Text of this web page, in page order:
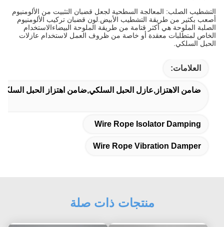
التشطيب الصلب: المعالجة السطحية لجعل قضبان التثبيت من الألومنيوم
أصعب بكثير من طريقة التشطيب الأبيض.لون قضبان تركيب الألومنيوم
الصلبة الملوحة هي أكثر قتامة من طريقة الملوحة البيضاءالاستخدام
الخاص لمتطلبات معقدة أو خاصة من ظروف العمل لاستخدام عازلات
الحبل السلكي.
العلامات:
ضامن الاهتزاز,عازل الحبل السلكي,ضامن اهتزاز الحبل السلكي
Wire Rope Isolator Damping
Wire Rope Vibration Damper
منتجات ذات صلة